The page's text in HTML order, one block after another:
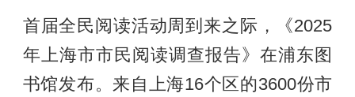
首届全民阅读活动周到来之际，《2025
年上海市市民阅读调查报告》在浦东图
书馆发布。来自上海16个区的3600份市